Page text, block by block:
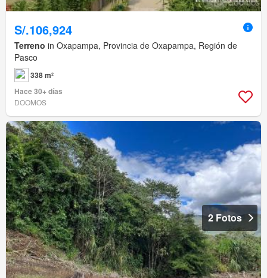
S/.106,924
Terreno in Oxapampa, Provincia de Oxapampa, Región de
Pasco
338 m²
Hace 30+ días
DOOMOS
2 Fotos